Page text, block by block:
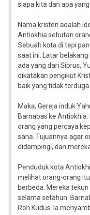
siapa kita dan apa
Nama kristen adalah
Antiokhia sebutan
Sebuah kota di tepi
saat ini. Latar
ada yang dari Siprus,
dikatakan pengikut
baik yang tidak terduga.
Maka, Gereja induk
Barnabas ke
orang yang percaya
sana. Tujuannya agar
didampingi, dan
Penduduk kota
melihat orang-orang
berbeda. Mereka
selama setahun.
Roh Kudus. Ia